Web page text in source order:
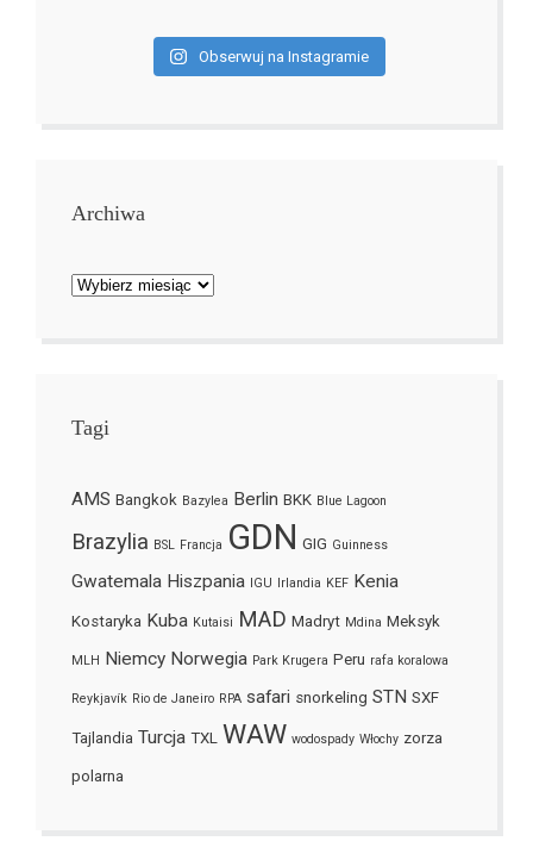
Obserwuj na Instagramie
Archiwa
Archiwa
Tagi
AMS Bangkok Bazylea Berlin BKK Blue Lagoon
Brazylia BSL Francja GDN GIG Guinness
Gwatemala Hiszpania IGU Irlandia KEF Kenia
Kostaryka Kuba Kutaisi MAD Madryt Mdina Meksyk
MLH Niemcy Norwegia Park Krugera Peru rafa koralowa
Reykjavík Rio de Janeiro RPA safari snorkeling STN SXF
Tajlandia Turcja TXL WAW wodospady Włochy zorza
polarna